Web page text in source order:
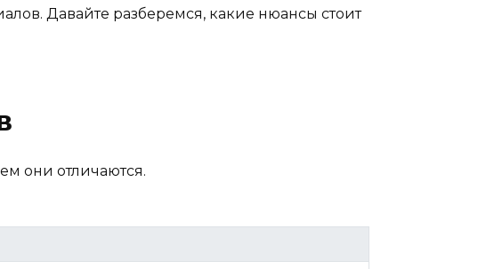
Давайте разберемся, какие нюансы стоит
они отличаются.